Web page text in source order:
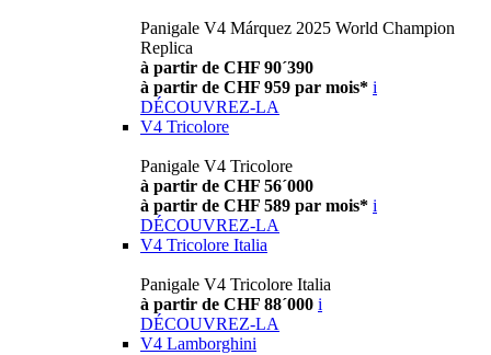
Panigale V4 Márquez 2025 World Champion
Replica
à partir de CHF 90´390
à partir de CHF 959 par mois* i
DÉCOUVREZ-LA
V4 Tricolore
Panigale V4 Tricolore
à partir de CHF 56´000
à partir de CHF 589 par mois* i
DÉCOUVREZ-LA
V4 Tricolore Italia
Panigale V4 Tricolore Italia
à partir de CHF 88´000 i
DÉCOUVREZ-LA
V4 Lamborghini